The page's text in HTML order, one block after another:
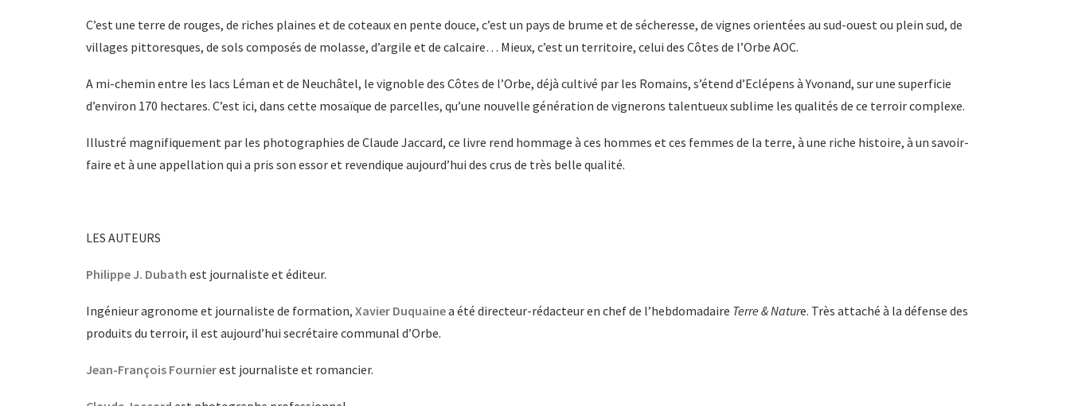
C’est une terre de rouges, de riches plaines et de coteaux en pente douce, c’est un pays de brume et de sécheresse, de vignes orientées au sud-ouest ou plein sud, de
villages pittoresques, de sols composés de molasse, d’argile et de calcaire… Mieux, c’est un territoire, celui des Côtes de l’Orbe AOC.
A mi-chemin entre les lacs Léman et de Neuchâtel, le vignoble des Côtes de l’Orbe, déjà cultivé par les Romains, s’étend d’Eclépens à Yvonand, sur une superficie
d’environ 170 hectares. C’est ici, dans cette mosaïque de parcelles, qu’une nouvelle génération de vignerons talentueux sublime les qualités de ce terroir complexe.
Illustré magnifiquement par les photographies de Claude Jaccard, ce livre rend hommage à ces hommes et ces femmes de la terre, à une riche histoire, à un savoir-
faire et à une appellation qui a pris son essor et revendique aujourd’hui des crus de très belle qualité.
LES AUTEURS
Philippe J. Dubath est journaliste et éditeur.
Ingénieur agronome et journaliste de formation, Xavier Duquainea été directeur-rédacteur en chef de l’hebdomadaire Terre & Nature. Très attaché à la défense des
produits du terroir, il est aujourd’hui secrétaire communal d’Orbe.
Jean-François Fournierest journaliste et romancier.